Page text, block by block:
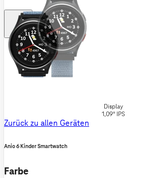
Display
1,09" IPS
Zurück zu allen Geräten
Anio 6 Kinder Smartwatch
Farbe